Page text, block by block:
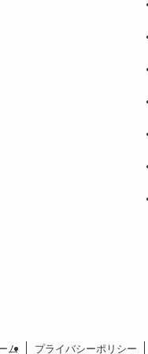
ム プライバシーポリシー